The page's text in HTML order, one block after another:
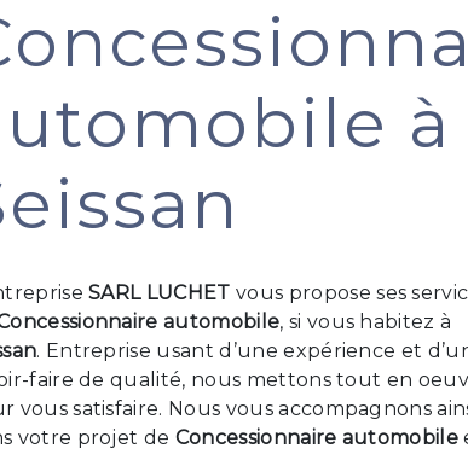
à
SARL LUCHET vous propose ses
automobile, si vous habitez à
. Entreprise usant d’une expérience et
faire de qualité, nous mettons tout en
vous satisfaire. Nous vous accompagnons
votre projet de Concessionnaire automobile